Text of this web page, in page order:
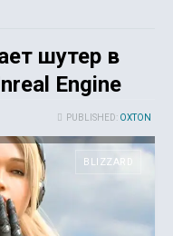
шутер в
Engine
PUBLISHED: OXTON
BLIZZARD